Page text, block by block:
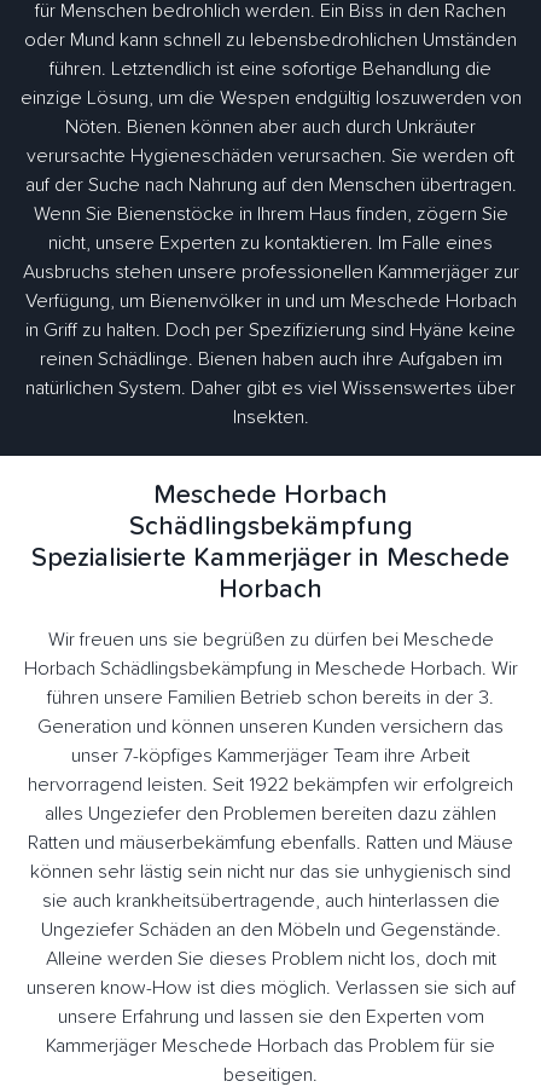
für Menschen bedrohlich werden. Ein Biss in den Rachen
oder Mund kann schnell zu lebensbedrohlichen Umständen
führen. Letztendlich ist eine sofortige Behandlung die
einzige Lösung, um die Wespen endgültig loszuwerden von
Nöten. Bienen können aber auch durch Unkräuter
verursachte Hygieneschäden verursachen. Sie werden oft
auf der Suche nach Nahrung auf den Menschen übertragen.
Wenn Sie Bienenstöcke in Ihrem Haus finden, zögern Sie
nicht, unsere Experten zu kontaktieren. Im Falle eines
Ausbruchs stehen unsere professionellen Kammerjäger zur
Verfügung, um Bienenvölker in und um Meschede Horbach
in Griff zu halten. Doch per Spezifizierung sind Hyäne keine
reinen Schädlinge. Bienen haben auch ihre Aufgaben im
natürlichen System. Daher gibt es viel Wissenswertes über
Insekten.
Meschede Horbach
Schädlingsbekämpfung
Spezialisierte Kammerjäger in Meschede
Horbach
Wir freuen uns sie begrüßen zu dürfen bei Meschede
Horbach Schädlingsbekämpfung in Meschede Horbach. Wir
führen unsere Familien Betrieb schon bereits in der 3.
Generation und können unseren Kunden versichern das
unser 7-köpfiges Kammerjäger Team ihre Arbeit
hervorragend leisten. Seit 1922 bekämpfen wir erfolgreich
alles Ungeziefer den Problemen bereiten dazu zählen
Ratten und mäuserbekämfung ebenfalls. Ratten und Mäuse
können sehr lästig sein nicht nur das sie unhygienisch sind
sie auch krankheitsübertragende, auch hinterlassen die
Ungeziefer Schäden an den Möbeln und Gegenstände.
Alleine werden Sie dieses Problem nicht los, doch mit
unseren know-How ist dies möglich. Verlassen sie sich auf
unsere Erfahrung und lassen sie den Experten vom
Kammerjäger Meschede Horbach das Problem für sie
beseitigen.